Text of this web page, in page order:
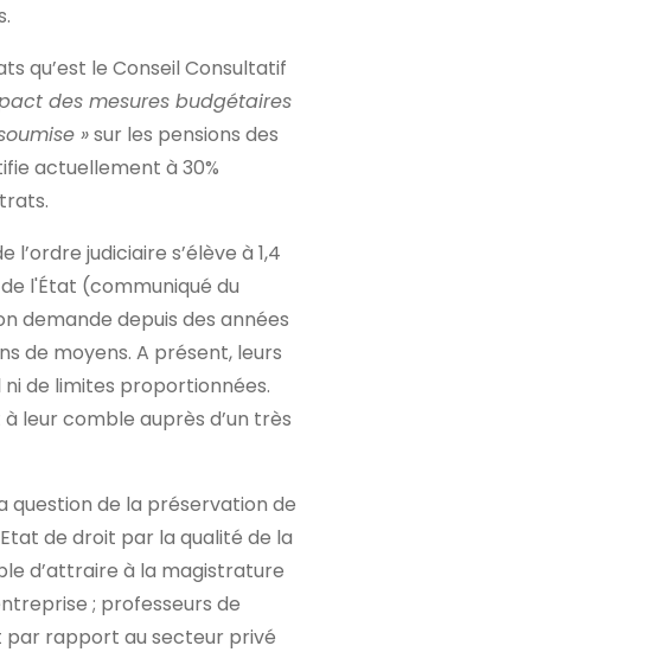
qu’est le Conseil Consultatif
des mesures budgétaires
»sur les pensions des
actuellement à 30%
judiciaire s’élève à 1,4
l'État (communiqué du
demande depuis des années
de moyens. A présent, leurs
de limites proportionnées.
leur comble auprès d’un très
question de la préservation de
de droit par la qualité de la
d’attraire à la magistrature
; professeurs de
rapport au secteur privé